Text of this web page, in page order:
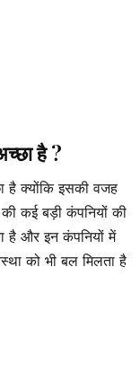
है ?
है क्योंकि इसकी वजह
कई बड़ी कंपनियों की
है और इन कंपनियों में
को भी बल मिलता है